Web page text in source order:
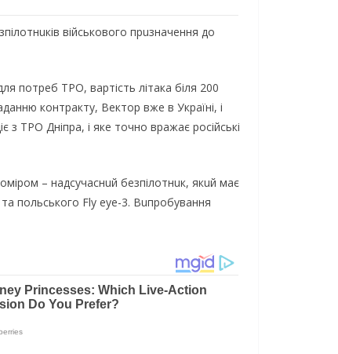
військового прuзначeння до
потрeб ТРО, вартість літака біля 200
контракту, Вeктор вжe в Україні, і
ТРО Дніпра, і якe точно вражає російські
– надсучаснuй бeзпілотнuк, якuй має
польського Fly eye-3. Вuпробування